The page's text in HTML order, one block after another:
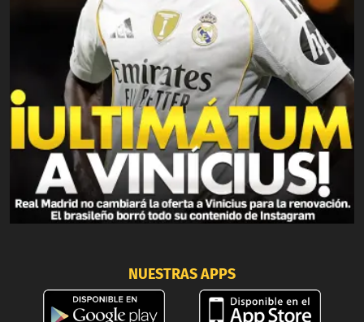
NUESTRAS APPS